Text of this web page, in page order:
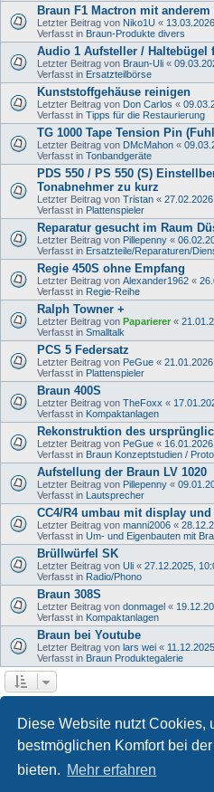
Diese Website nutzt Cookies,
bestmöglichen Komfort bei
bieten. Mehr erfahren
Braun F1 Mactron mit anderem
Letzter Beitrag von Niko1U «
Verfasst in Braun-Produkte divers
Audio 1 Aufsteller / Haltebügel
Letzter Beitrag von Braun-Uli «
Verfasst in Ersatzteilbörse
Kunststoffgehäuse reinigen
Letzter Beitrag von Don Carlos «
Verfasst in Tipps für die Restaurierung
TG 1000 Tape Tension Pin
Letzter Beitrag von DMcMahon «
Verfasst in Tonbandgeräte
PDS 550 / PS 550 (S)
Tonabnehmer zu kurz
Letzter Beitrag von Tristan «
Verfasst in Plattenspieler
Reparatur gesucht im Raum
Letzter Beitrag von Pillepenny «
Verfasst in Ersatzteile/Reparaturen/
Regie 450S ohne Empfang
Letzter Beitrag von Alexander1962 «
Verfasst in Regie-Reihe
Ralph Towner +
Letzter Beitrag von Paparierer «
Verfasst in Smalltalk
PCS 5 Federsatz
Letzter Beitrag von PeGue «
Verfasst in Plattenspieler
Braun 400S
Letzter Beitrag von TheFoxx «
Verfasst in Kompaktanlagen
Rekonstruktion des
Letzter Beitrag von PeGue «
Verfasst in Braun Konzeptstudien /
Aufstellung der Braun LV 1020
Letzter Beitrag von Pillepenny «
Verfasst in Lautsprecher
CC4/R4 umbau mit display
Letzter Beitrag von manni2006 «
Verfasst in Um- und Eigenbauten mit
Brüllwürfel SK
Letzter Beitrag von Uli « 27.12.2025,
Verfasst in Radio/Phono
Braun 308S
Letzter Beitrag von donmagel «
Verfasst in Kompaktanlagen
Braun bei Youtube
Letzter Beitrag von lars wei «
Verfasst in Braun Produktegalerie
Foren-Übersicht